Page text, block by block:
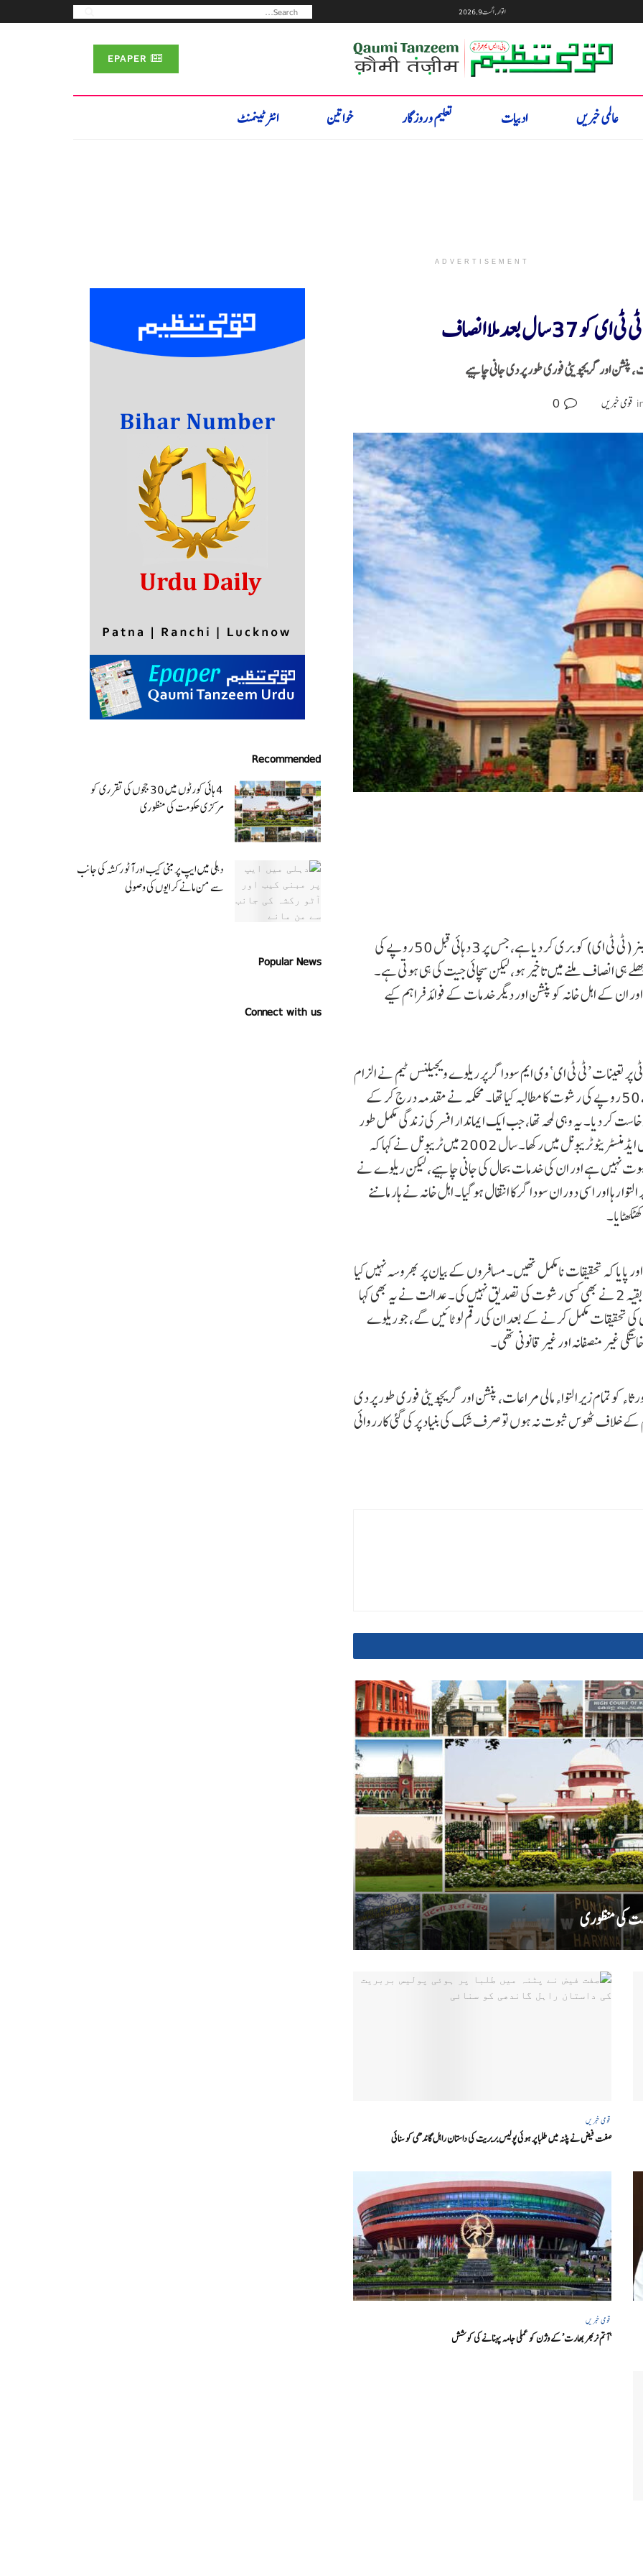
اتوار, اگست 9, 2026
عالمی خبریں ادبیات تعلیم و روزگار خواتین انٹرٹینمنٹ
ADVERTISEMENT
پنشن اور گریچویٹی فوری طور پر دی جانی چاہیے
قومی خبریں
سپریم کورٹ نے ایک تاریخی فیصلہ میں اس ٹرین ٹکٹ ایگزامینر (ٹی ٹی ای) کو بری کر دیا ہے، جس پر 3 دہائی قبل 50 روپے کی
ہی انصاف ملنے میں تاخیر ہو، لیکن سچائی جیت کی ہی ہوتی ہے۔
ان کے اہل خانہ کو پنشن اور دیگر خدمات کے فوائد فراہم کیے
میں ڈیوٹی پر تعینات ’ٹی ٹی ای‘ وی ایم سوداگر پر ریلوے ویجیلنس ٹیم نے الزام
عائد کیا کہ انہوں نے 3 مسافروں سے سیٹ الاٹمنٹ کے لیے 50 روپے کی رشوت کا مطالبہ کیا تھا۔ محکمہ نے مقدمہ درج کر کے
ملازمت سے برخاست کر دیا۔ یہ وہی لمحہ تھا، جب ایک ایماندار افسر کی زندگی مکمل طور
پر بدل گئی تھی۔ برخاستگی کے بعد سوداگر نے اپنا مقدمہ سنٹرل ایڈمنسٹریٹو ٹریبونل میں رکھا۔ سال 2002 میں ٹریبونل نے کہا کہ
ہے اور ان کی خدمات بحال کی جانی چاہیے، لیکن ریلوے نے
رہا اور اسی دوران سوداگر کا انتقال ہو گیا۔ اہل خانہ نے ہار ماننے
لیا اور پایا کہ تحقیقات نامکمل تھیں۔ مسافروں کے بیان پر بھروسہ نہیں کیا
جا سکتا تھا، کیونکہ ان میں سے ایک کی گواہی لی ہی نہیں گئی اور بقیہ 2 نے بھی کسی رشوت کی تصدیق نہیں کی۔ عدالت نے یہ بھی کہا
تحقیقات مکمل کرنے کے بعد ان کی رقم لوٹائیں گے، جو ریلوے
غیر منصفانہ اور غیر قانونی تھی۔
تمام زیر التواء مالی مراعات، پنشن اور گریچویٹی فوری طور پر دی
خلاف ٹھوس ثبوت نہ ہوں تو صرف شک کی بنیاد پر کی گئی کارروائی
قومی خبریں
صفت فیض نے پٹنہ میں طلبا پر ہوئی پولیس بربریت کی داستان راہل گاندھی کو سنائی
قومی خبریں
‘ آتم نربھر بھارت’ کے وژن کو عملی جامہ پہنانے کی کوشش
Recommended
4 ہائی کورٹوں میں 30 ججوں کی تقرری کو
مرکزی حکومت کی منظوری
دہلی میں ایپ پر مبنی کیب اور آٹو رکشہ کی جانب
سے من مانے کرایوں کی وصولی
Popular News
Connect with us